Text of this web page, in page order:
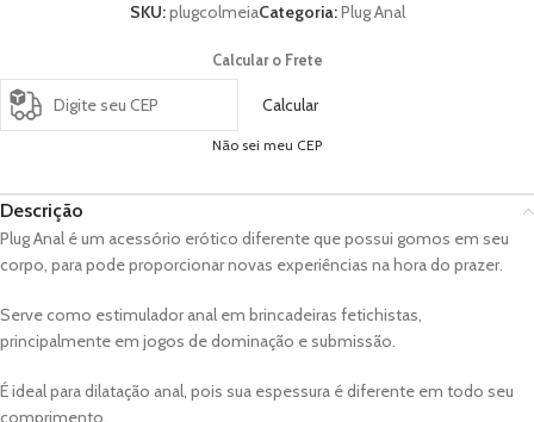
SKU:plugcolmeiaCategoria:Plug Anal
Calcular o Frete
Calcular
Não sei meu CEP
Descrição
Plug Anal é um acessório erótico diferente que possui gomos em seu
corpo, para pode proporcionar novas experiências na hora do prazer.
Serve como estimulador anal em brincadeiras fetichistas,
principalmente em jogos de dominação e submissão.
É ideal para dilatação anal, pois sua espessura é diferente em todo seu
comprimento.